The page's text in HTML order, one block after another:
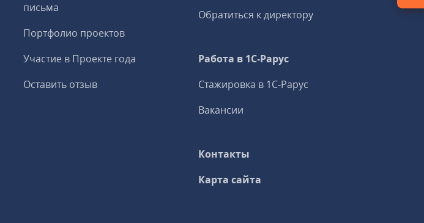
письма
Портфолио проектов
Участие в Проекте года
Оставить отзыв
Обратиться к директору
Работа в 1С‑Рарус
Стажировка в 1С‑Рарус
Вакансии
Контакты
Карта сайта